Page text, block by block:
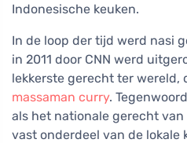
Indonesische keuken.
In de loop der tijd werd nasi
in 2011 door CNN werd
lekkerste gerecht ter wereld,
massaman curry.
als het nationale gerecht
vast onderdeel van de lokale